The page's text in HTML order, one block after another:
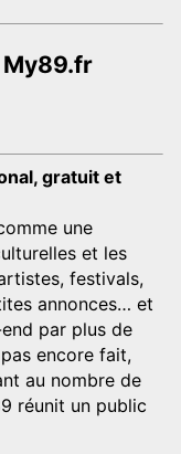
My89.fr
gratuit et
une
et les
festivals,
annonces… et
par plus de
pas encore fait,
au nombre de
réunit un public